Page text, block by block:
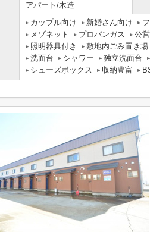
アパート/木造
カップル向け 新婚さん向け
メゾネット
プロパンガス 公
照明器具付き
敷地内ごみ置き場
洗面台
シャワー 独立洗面台
シューズボックス
収納豊富